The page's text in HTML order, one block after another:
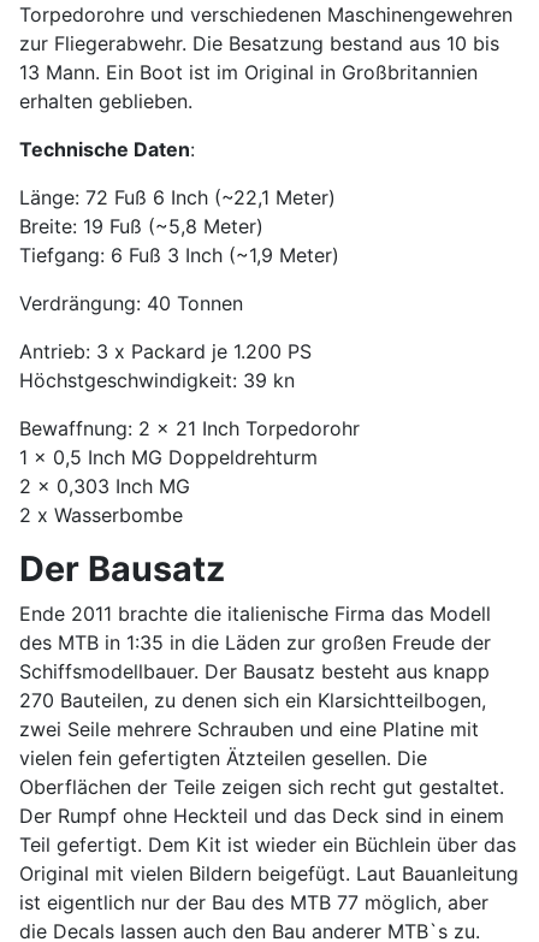
Torpedorohre und verschiedenen Maschinengewehren
zur Fliegerabwehr. Die Besatzung bestand aus 10 bis
13 Mann. Ein Boot ist im Original in Großbritannien
erhalten geblieben.
Technische Daten:
Länge: 72 Fuß 6 Inch (~22,1 Meter)
Breite: 19 Fuß (~5,8 Meter)
Tiefgang: 6 Fuß 3 Inch (~1,9 Meter)
Verdrängung: 40 Tonnen
Antrieb: 3 x Packard je 1.200 PS
Höchstgeschwindigkeit: 39 kn
Bewaffnung: 2 x 21 Inch Torpedorohr
1 x 0,5 Inch MG Doppeldrehturm
2 x 0,303 Inch MG
2 x Wasserbombe
Der Bausatz
Ende 2011 brachte die italienische Firma das Modell
des MTB in 1:35 in die Läden zur großen Freude der
Schiffsmodellbauer. Der Bausatz besteht aus knapp
270 Bauteilen, zu denen sich ein Klarsichtteilbogen,
zwei Seile mehrere Schrauben und eine Platine mit
vielen fein gefertigten Ätzteilen gesellen. Die
Oberflächen der Teile zeigen sich recht gut gestaltet.
Der Rumpf ohne Heckteil und das Deck sind in einem
Teil gefertigt. Dem Kit ist wieder ein Büchlein über das
Original mit vielen Bildern beigefügt. Laut Bauanleitung
ist eigentlich nur der Bau des MTB 77 möglich, aber
die Decals lassen auch den Bau anderer MTB`s zu.